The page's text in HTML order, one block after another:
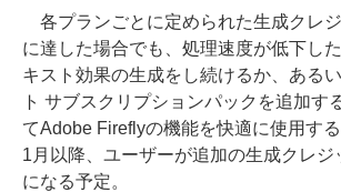
各プランごとに定められた生成クレ
に達した場合でも、処理速度が低下し
キスト効果の生成をし続けるか、ある
ト サブスクリプションパックを追加す
てAdobe Fireflyの機能を快適に使用す
1月以降、ユーザーが追加の生成クレジ
になる予定。